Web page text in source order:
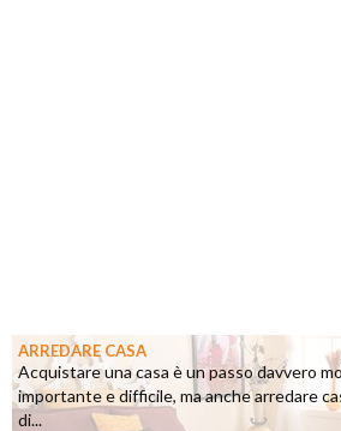
ARREDARE CASA
Acquistare una casa è un passo davvero
importante e difficile, ma anche arredare
di...